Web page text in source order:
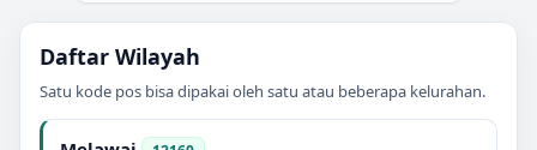
Daftar Wilayah
Satu kode pos bisa dipakai oleh satu atau beberapa kelurahan.